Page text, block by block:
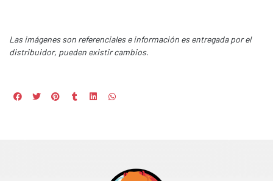
Las imágenes son referenciales e información es entregada por el
distribuidor, pueden existir cambios.